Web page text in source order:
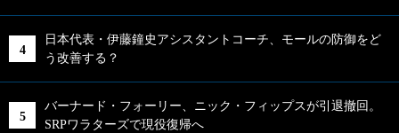
日本代表・伊藤鐘史アシスタントコーチ、モールの防御をど
う改善する？
バーナード・フォーリー、ニック・フィップスが引退撤回。
SRPワラターズで現役復帰へ